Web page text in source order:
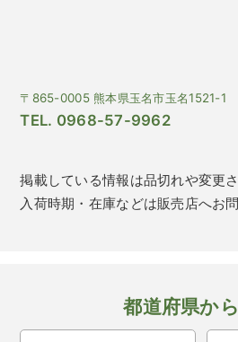
〒865-0005 熊本県玉名市玉名1521-1
TEL. 0968-57-9962
掲載している情報は品切れや変更
入荷時期・在庫などは販売店へお
都道府県か